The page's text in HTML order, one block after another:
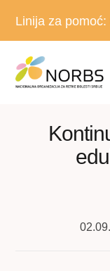
Linija za pomoć: